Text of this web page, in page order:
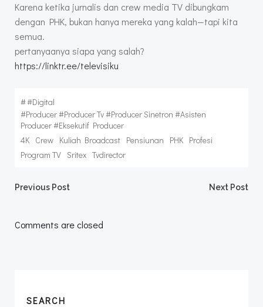
Karena ketika jurnalis dan crew media TV dibungkam
dengan PHK, bukan hanya mereka yang kalah—tapi kita
semua.
pertanyaanya siapa yang salah?
https://linktr.ee/televisiku
##digital
#producer #producer Tv #producer Sinetron #asisten
Producer #eksekutif Producer
4K Crew Kuliah Broadcast Pensiunan PHK Profesi
Program TV Sritex Tvdirector
Post
navigation
Previous Post Next Post
Comments are closed
SEARCH